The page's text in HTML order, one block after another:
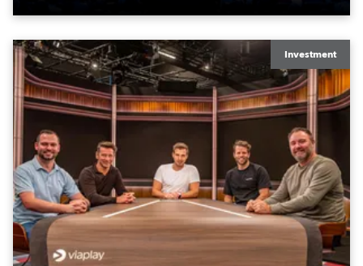
Washington DC.
Investment